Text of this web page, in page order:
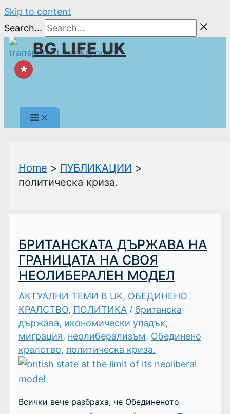
Skip to content
Search...
BG LIFE UK
★
Home
ПУБЛИКАЦИИ
политическа криза.
БРИТАНСКАТА ДЪРЖАВА НА
ГРАНИЦАТА НА СВОЯ
НЕОЛИБЕРАЛЕН МОДЕЛ
АКТУАЛНИ ТЕМИ В UK, ОБЕДИНЕНО
КРАЛСТВО, ПОЛИТИКА/ британска
държава, икономически упадък,
миграция, неолиберализъм, Обединено
кралство, политическа криза.
Всички вече разбраха, че Обединеното